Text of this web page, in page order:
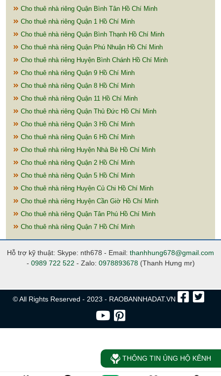
Cho thuê nhà riêng Quận Bình Tân Hồ Chí Minh
Cho thuê nhà riêng Quận 1 Hồ Chí Minh
Cho thuê nhà riêng Quận Bình Thạnh Hồ Chí Minh
Cho thuê nhà riêng Quận Phú Nhuận Hồ Chí Minh
Cho thuê nhà riêng Huyện Bình Chánh Hồ Chí Minh
Cho thuê nhà riêng Quận 9 Hồ Chí Minh
Cho thuê nhà riêng Quận 8 Hồ Chí Minh
Cho thuê nhà riêng Quận 11 Hồ Chí Minh
Cho thuê nhà riêng Quận Thủ Đức Hồ Chí Minh
Cho thuê nhà riêng Quận 3 Hồ Chí Minh
Cho thuê nhà riêng Quận 6 Hồ Chí Minh
Cho thuê nhà riêng Huyện Nhà Bè Hồ Chí Minh
Cho thuê nhà riêng Quận 2 Hồ Chí Minh
Cho thuê nhà riêng Quận 5 Hồ Chí Minh
Cho thuê nhà riêng Huyện Củ Chi Hồ Chí Minh
Cho thuê nhà riêng Huyện Cần Giờ Hồ Chí Minh
Cho thuê nhà riêng Quận Tân Phú Hồ Chí Minh
Cho thuê nhà riêng Quận 7 Hồ Chí Minh
Hỗ trợ kỹ thuật: Skype: nth678 - Email: thanhhung678@gmail.com
- 0989 722 522 - Zalo: 0978893678(Thanh Hưng mr)
© All Rights Reserved - 2023 - RAOBANNHADAT.VN
THÔNG TIN ỦNG HỘ KÊNH